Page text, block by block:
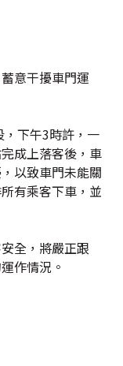
意干擾車門運
下午3時許，一
成上落客後，車
以致車門未能關
有乘客下車，並
全，將嚴正跟
作情況。